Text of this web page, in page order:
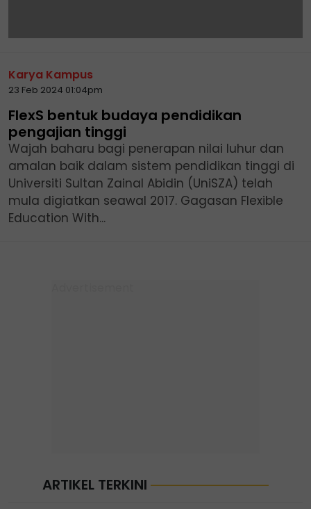
Karya Kampus
23 Feb 2024 01:04pm
FlexS bentuk budaya pendidikan
pengajian tinggi
Wajah baharu bagi penerapan nilai luhur dan
amalan baik dalam sistem pendidikan tinggi di
Universiti Sultan Zainal Abidin (UniSZA) telah
mula digiatkan seawal 2017. Gagasan Flexible
Education With...
ARTIKEL TERKINI